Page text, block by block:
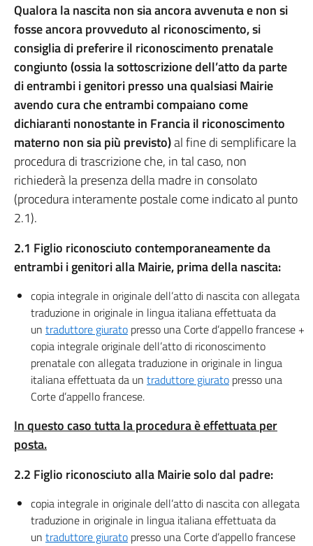
Qualora la nascita non sia ancora avvenuta e non si
fosse ancora provveduto al riconoscimento,si
consiglia di preferire il riconoscimento prenatale
congiunto (ossia la sottoscrizione dell’atto da parte
di entrambi i genitori presso una qualsiasi Mairie
avendo cura che entrambi compaiano come
dichiarantinonostante in Francia il riconoscimento
materno non sia più previsto)al fine di semplificare la
procedura di trascrizione che, in tal caso, non
richiederà la presenza della madre in consolato
(procedura interamente postale come indicato al punto
2.1).
2.1 Figlio riconosciuto contemporaneamente da
entrambi i genitori alla Mairie, prima della nascita:
copia integrale in originale dell’atto di nascita con allegata
traduzione in originale in lingua italiana effettuata da
un traduttore giurato presso una Corte d’appello francese +
copia integrale originale dell’atto di riconoscimento
prenatale con allegata traduzione in originale in lingua
italiana effettuata da un traduttore giurato presso una
Corte d’appello francese.
In questo caso tutta la procedura è effettuataper
posta.
2.2 Figlio riconosciuto alla Mairie solo dal padre:
copia integrale in originale dell’atto di nascita con allegata
traduzione in originale in lingua italiana effettuata da
un traduttore giurato presso una Corte d’appello francese